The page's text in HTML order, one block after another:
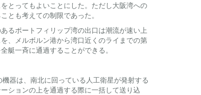
とってもよいことにした。ただし大阪湾への
とも考えての制限であった。
るポートフィリップ湾の出口は潮流が速い上
、メルボルン港から湾口近くのライまでの第
艇一斉に通過することができる。
器は、南北に回っている人工衛星が発射する
ションの上を通過する際に一括して送り込